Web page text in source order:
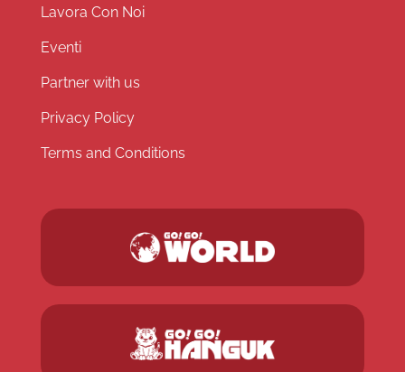
Lavora Con Noi
Eventi
Partner with us
Privacy Policy
Terms and Conditions